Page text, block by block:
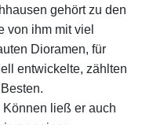
gehört zu den
von ihm mit viel
Dioramen, für
entwickelte, zählten
ließ er auch